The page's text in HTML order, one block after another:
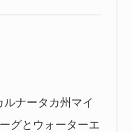
ナータカ州マイ
グとウォーターエ